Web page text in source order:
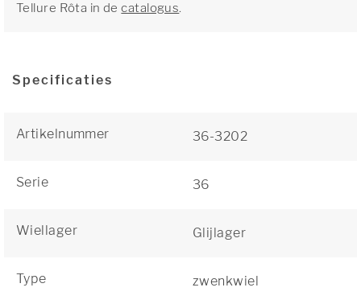
Tellure Rôta in decatalogus.
Specificaties
Artikelnummer 36-3202
Serie 36
Wiellager Glijlager
Type zwenkwiel